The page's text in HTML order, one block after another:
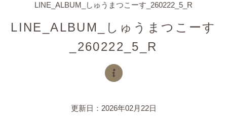
LINE_ALBUM_しゅうまつこーす_260222_5_R
LINE_ALBUM_しゅうまつこーす
_260222_5_R
更新日：2026年02月22日